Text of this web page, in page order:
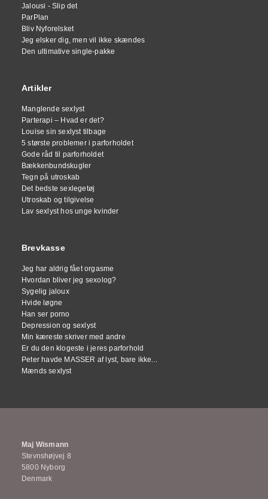
Jalousi - Slip det
ParPlan
Bliv Nyforelsket
Jeg elsker dig, men vil ikke skændes
Den ultimative single-pakke
Artikler
Manglende sexlyst
Parterapi – Hvad er det?
Louise sin sexlyst tilbage
5 største problemer i parforholdet
Gode råd til parforholdet
Bækkenbundskugler
Tegn på utroskab
Det bedste sexlegetøj
Utroskab og tilgivelse
Lav sexlyst hos unge kvinder
Brevkasse
Jeg har aldrig fået orgasme
Hvordan bliver jeg sexolog?
Sygelig jaloux
Hvide løgne
Han ser porno
Depression og sexlyst
Min kæreste skriver med andre
Er du den klogeste i jeres parforhold
Peter havde MASSER af lyst, bare ikke...
Mænds sexlyst
Maj Wismann
Stevnshøjvej 8
5800 Nyborg
Denmark